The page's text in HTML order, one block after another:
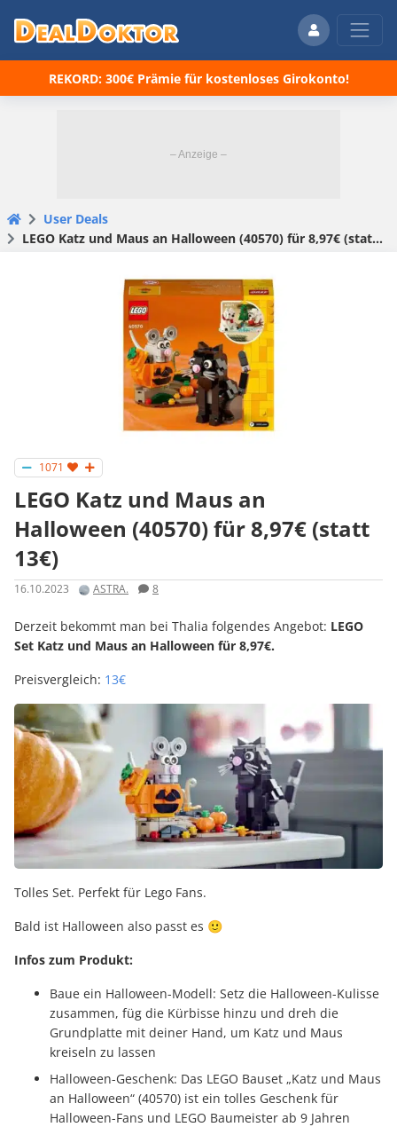
REKORD: 300€ Prämie für kostenloses Girokonto!
User Deals
LEGO Katz und Maus an Halloween (40570) für 8,97€ (statt 13€)
1071
LEGO Katz und Maus an
Halloween (40570) für 8,97€ (statt
13€)
16.10.2023 ASTRA. 8
Derzeit bekommt man bei Thalia folgendes Angebot: LEGO
Set Katz und Maus an Halloween für 8,97€.
Preisvergleich: 13€
Tolles Set. Perfekt für Lego Fans.
Bald ist Halloween also passt es 🙂
Infos zum Produkt:
Baue ein Halloween-Modell: Setz die Halloween-Kulisse
zusammen, füg die Kürbisse hinzu und dreh die
Grundplatte mit deiner Hand, um Katz und Maus
kreiseln zu lassen
Halloween-Geschenk: Das LEGO Bauset „Katz und Maus
an Halloween“ (40570) ist ein tolles Geschenk für
Halloween-Fans und LEGO Baumeister ab 9 Jahren